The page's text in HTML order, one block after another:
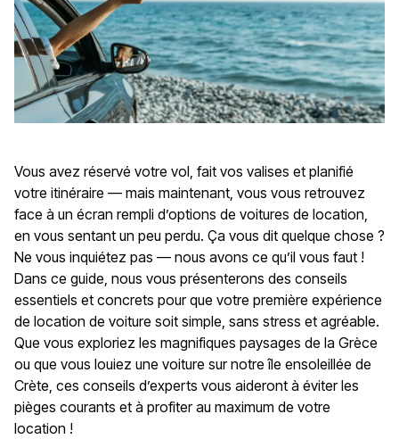
Vous avez réservé votre vol, fait vos valises et planifié
votre itinéraire — mais maintenant, vous vous retrouvez
face à un écran rempli d’options de voitures de location,
en vous sentant un peu perdu. Ça vous dit quelque chose ?
Ne vous inquiétez pas — nous avons ce qu’il vous faut !
Dans ce guide, nous vous présenterons des conseils
essentiels et concrets pour que votre première expérience
de location de voiture soit simple, sans stress et agréable.
Que vous exploriez les magnifiques paysages de la Grèce
ou que vous louiez une voiture sur notre île ensoleillée de
Crète, ces conseils d’experts vous aideront à éviter les
pièges courants et à profiter au maximum de votre
location !